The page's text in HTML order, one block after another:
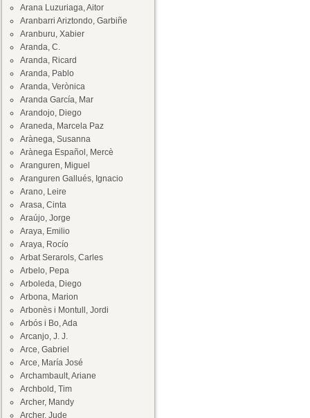
Arana Luzuriaga, Aitor
Aranbarri Ariztondo, Garbiñe
Aranburu, Xabier
Aranda, C.
Aranda, Ricard
Aranda, Pablo
Aranda, Verònica
Aranda García, Mar
Arandojo, Diego
Araneda, Marcela Paz
Arànega, Susanna
Arànega Español, Mercè
Aranguren, Miguel
Aranguren Gallués, Ignacio
Arano, Leire
Arasa, Cinta
Araújo, Jorge
Araya, Emilio
Araya, Rocío
Arbat Serarols, Carles
Arbelo, Pepa
Arboleda, Diego
Arbona, Marion
Arbonès i Montull, Jordi
Arbós i Bo, Ada
Arcanjo, J. J.
Arce, Gabriel
Arce, María José
Archambault, Ariane
Archbold, Tim
Archer, Mandy
Archer, Jude